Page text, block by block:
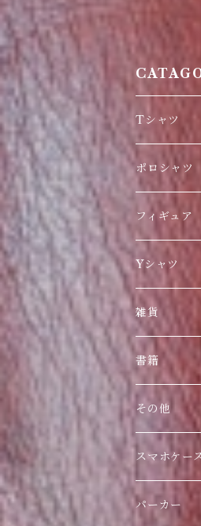
Tシャツ
日本限定
刺繍
海外人気商品
ポロシャツ
フィギュア
Yシャツ
雑貨
書籍
その他
スマホケー
パーカー